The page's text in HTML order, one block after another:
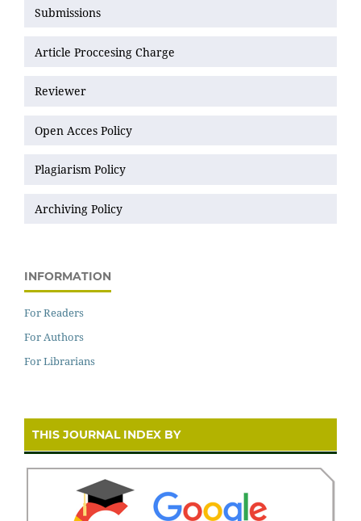
Submissions
Article Proccesing Charge
Reviewer
Open Acces Policy
Plagiarism Policy
Archiving Policy
INFORMATION
For Readers
For Authors
For Librarians
THIS JOURNAL INDEX BY